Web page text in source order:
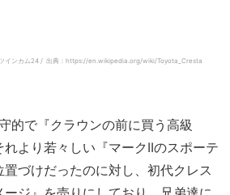
ツインカム24 / 出典：https://en.wikipedia.org/wiki/Toyota_Cresta
的で『クラウンの前に買う高級
より若々しい『マークIIのスポーテ
置づけだったのに対し、初代クレス